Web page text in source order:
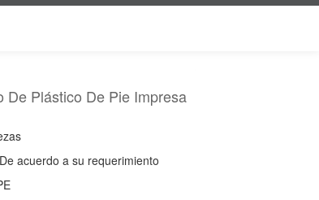
De Plástico De Pie Impresa
De acuerdo a su requerimiento